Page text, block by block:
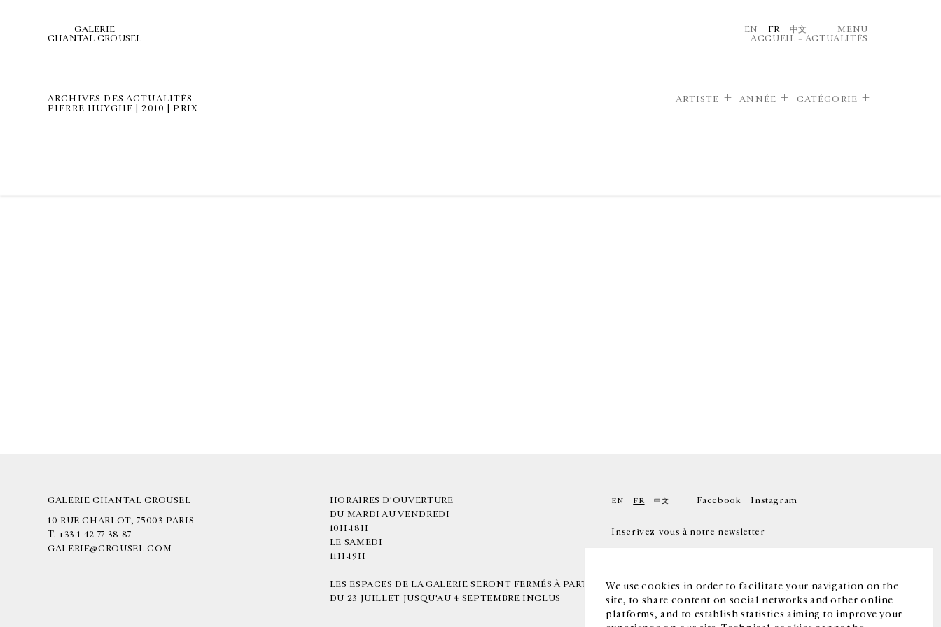
We use cookies in order to facilitate your navigation on the
site, to share content on social networks and other online
platforms, and to establish statistics aiming to improve your
GALERIE
CHANTAL CROUSEL
EN FR 中文
MENU
ACCUEIL – ACTUALITÉS
ARCHIVES DES ACTUALITÉS
PIERRE HUYGHE | 2010 | PRIX
ARTISTE ANNÉE CATÉGORIE
GALERIE CHANTAL CROUSEL
10 RUE CHARLOT, 75003 PARIS
T. +33 1 42 77 38 87
GALERIE@CROUSEL.COM
HORAIRES D'OUVERTURE
DU MARDI AU VENDREDI
10H-18H
LE SAMEDI
11H-19H
LES ESPACES DE LA GALERIE SERONT FERMÉS À PARTIR
DU 23 JUILLET JUSQU'AU 4 SEPTEMBRE INCLUS
EN FR 中文 Facebook Instagram
Inscrivez-vous à notre newsletter